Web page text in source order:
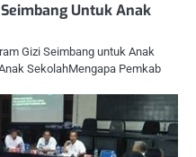
Untuk Anak
Gizi Seimbang untuk Anak
SekolahMengapa Pemkab